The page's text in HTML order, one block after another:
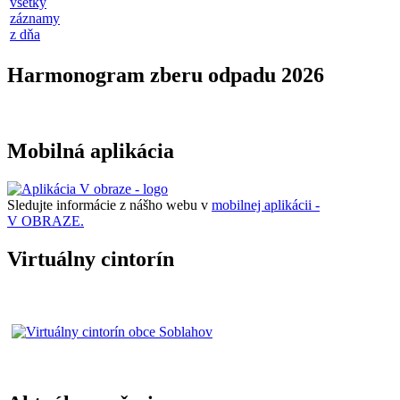
záznamy
z dňa
Harmonogram zberu odpadu 2026
Mobilná aplikácia
Sledujte informácie z nášho webu v mobilnej aplikácii -
V OBRAZE.
Virtuálny cintorín